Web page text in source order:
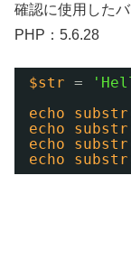
確認に使用した
PHP：5.6.28
$str =
echo
substr
echo
substr
echo
substr
echo
substr